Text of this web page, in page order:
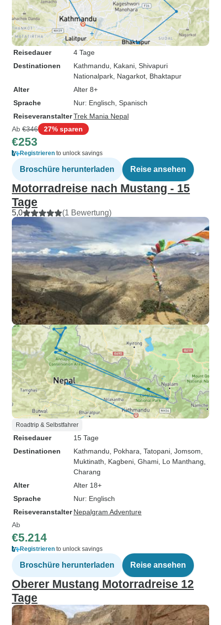
Reisedauer
4 Tage
Destinationen
Kathmandu , Kakani , Shivapuri
Nationalpark , Nagarkot , Bhaktapur
Alter
Alter 8+
Sprache
Nur: Englisch, Spanisch
ReiseveranstalterTrek Mania Nepal
Ab €346 27% sparen
€253
Registrieren to unlock savings
Broschüre herunterladen Reise ansehen
Motorradreise nach Mustang - 15
Tage
5,0 (1 Bewertung)
Roadtrip & Selbstfahrer
Reisedauer
15 Tage
Destinationen
Kathmandu , Pokhara , Tatopani , Jomsom
Muktinath , Kagbeni , Ghami , Lo Manthang
Charang
Alter
Alter 18+
Sprache
Nur: Englisch
Reiseveranstalter Nepalgram Adventure
Ab
€5.214
Registrieren to unlock savings
Broschüre herunterladen Reise ansehen
Oberer Mustang Motorradreise 12
Tage